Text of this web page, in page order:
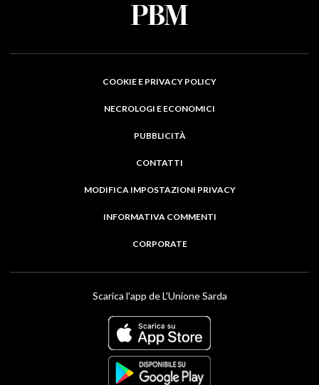
COOKIE E PRIVACY POLICY
NECROLOGI E ECONOMICI
PUBBLICITÀ
CONTATTI
MODIFICA IMPOSTAZIONI PRIVACY
INFORMATIVA COMMENTI
CORPORATE
Scarica l'app de L'Unione Sarda